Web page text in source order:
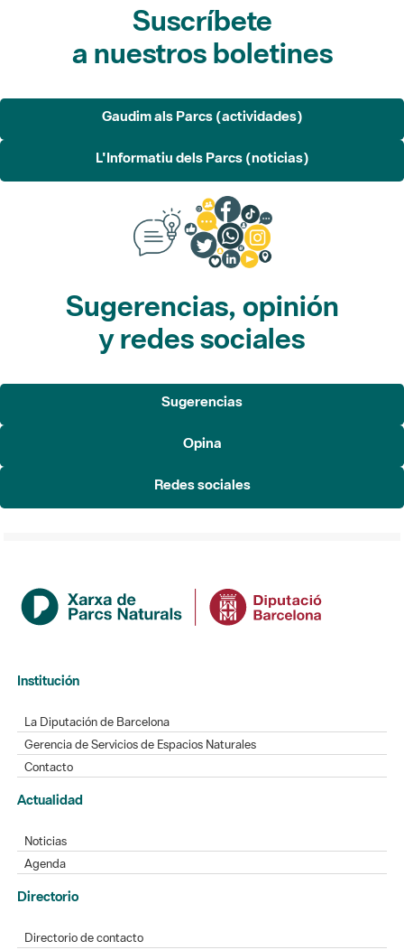
Suscríbete
a nuestros boletines
Gaudim als Parcs (actividades)
L'Informatiu dels Parcs (noticias)
Sugerencias, opinión
y redes sociales
Sugerencias
Opina
Redes sociales
Institución
La Diputación de Barcelona
Gerencia de Servicios de Espacios Naturales
Contacto
Actualidad
Noticias
Agenda
Directorio
Directorio de contacto